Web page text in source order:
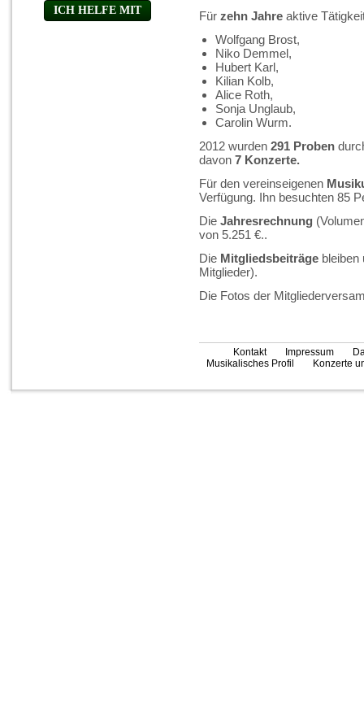
Für zehn Jahre aktive
Wolfgang Brost,
Niko Demmel,
Hubert Karl,
Kilian Kolb,
Alice Roth,
Sonja Unglaub,
Carolin Wurm.
2012 wurden 291 Proben
davon 7 Konzerte.
Für den vereinseigenen
Verfügung. Ihn besuchten 85
Die Jahresrechnung
von 5.251 €..
Die Mitgliedsbeiträge bleiben
Mitglieder).
Die Fotos der
Kontakt Impressum
Musikalisches Profil
Konzerte